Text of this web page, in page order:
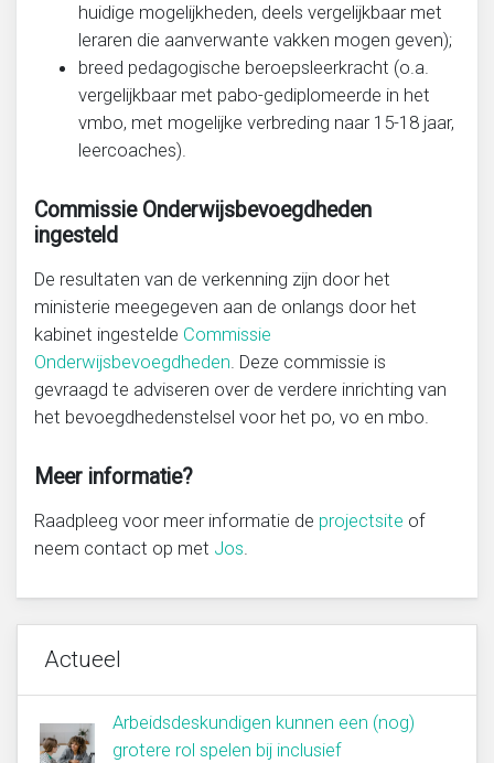
huidige mogelijkheden, deels vergelijkbaar met
leraren die aanverwante vakken mogen geven);
breed pedagogische beroepsleerkracht (o.a.
vergelijkbaar met pabo-gediplomeerde in het
vmbo, met mogelijke verbreding naar 15-18 jaar,
leercoaches).
Commissie Onderwijsbevoegdheden
ingesteld
De resultaten van de verkenning zijn door het
ministerie meegegeven aan de onlangs door het
kabinet ingestelde Commissie
Onderwijsbevoegdheden. Deze commissie is
gevraagd te adviseren over de verdere inrichting van
het bevoegdhedenstelsel voor het po, vo en mbo.
Meer informatie?
Raadpleeg voor meer informatie de projectsite of
neem contact op met Jos.
Actueel
Arbeidsdeskundigen kunnen een (nog)
grotere rol spelen bij inclusief